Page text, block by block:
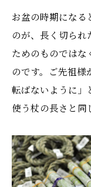
お盆の時期になる
のが、長く切られ
ためのものではな
のです。ご先祖様
転ばないように」
使う杖の長さと同